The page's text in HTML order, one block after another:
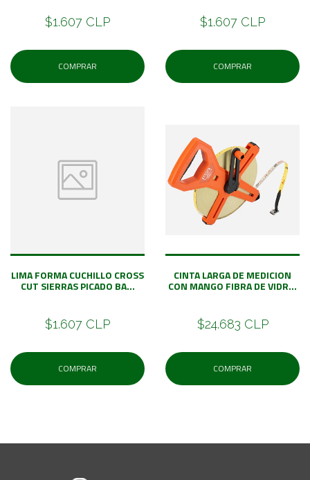
$1.607 CLP
COMPRAR
$1.607 CLP
COMPRAR
LIMA FORMA CUCHILLO CROSS
CUT SIERRAS PICADO BA...
$1.607 CLP
COMPRAR
CINTA LARGA DE MEDICION
CON MANGO FIBRA DE VIDR...
$24.683 CLP
COMPRAR